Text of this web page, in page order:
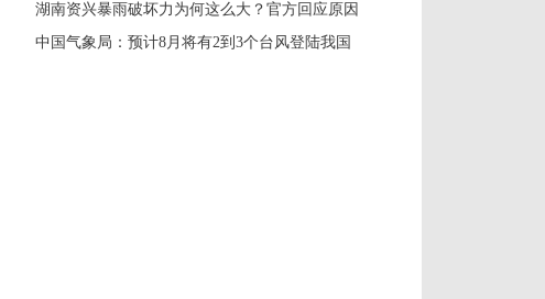
湖南资兴暴雨破坏力为何这么大？官方回应原因
中国气象局：预计8月将有2到3个台风登陆我国